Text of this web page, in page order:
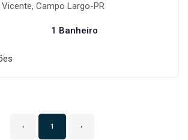
Campo Largo-PR
1 Banheiro
‹ 1 ›